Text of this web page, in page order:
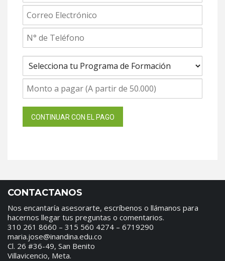
CONTACTANOS
Nos encantaría asesorarte, escríbenos o llámanos para
hacernos llegar tus preguntas o comentarios.
310 261 8660 – 315 560 4274 – 6719290
maria.jose@inandina.edu.co
Cl. 26 #36-49, San Benito
Villavicencio, Meta.